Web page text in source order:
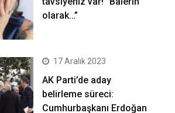
olarak…”
17 Aralık 2023
AK Parti’de aday
belirleme süreci:
Cumhurbaşkanı Erdoğan